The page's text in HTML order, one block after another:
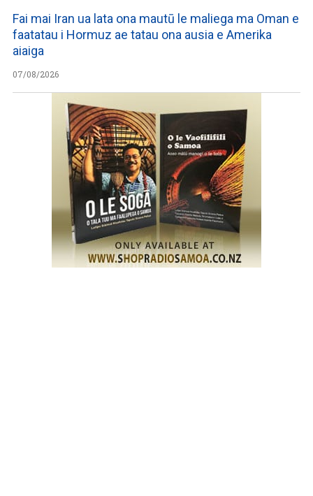
Fai mai Iran ua lata ona mautū le maliega ma Oman e
faatatau i Hormuz ae tatau ona ausia e Amerika
aiaiga
07/08/2026